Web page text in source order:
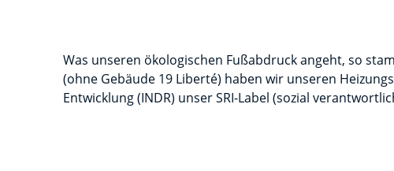
Was unseren ökologischen Fußabdruck angeht, so
(ohne Gebäude 19 Liberté) haben wir unseren
Entwicklung (INDR) unser SRI-Label (sozial